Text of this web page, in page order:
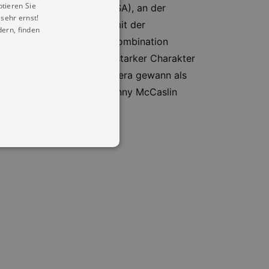
College of Music (USA), an der
Pineras Begegnungen mit der
Stil geführt. Durch die Kombination
kommt sein starker Charakter
Subtilität. Diego Pinera gewann als
„Odd Wisdom“ feat. Donny McCaslin
Sie
ernst!
finden
Ihren account. Ohne diese
visitor cookie consent